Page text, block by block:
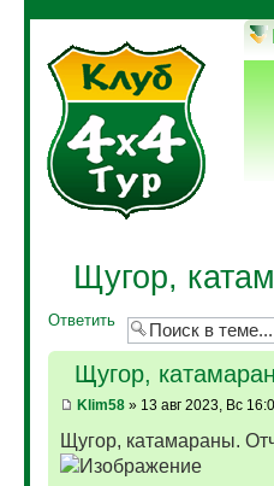
Щугор,
Ответить
Щугор,
Klim58» 13 авг 2023, Вс
Щугор, катамараны.